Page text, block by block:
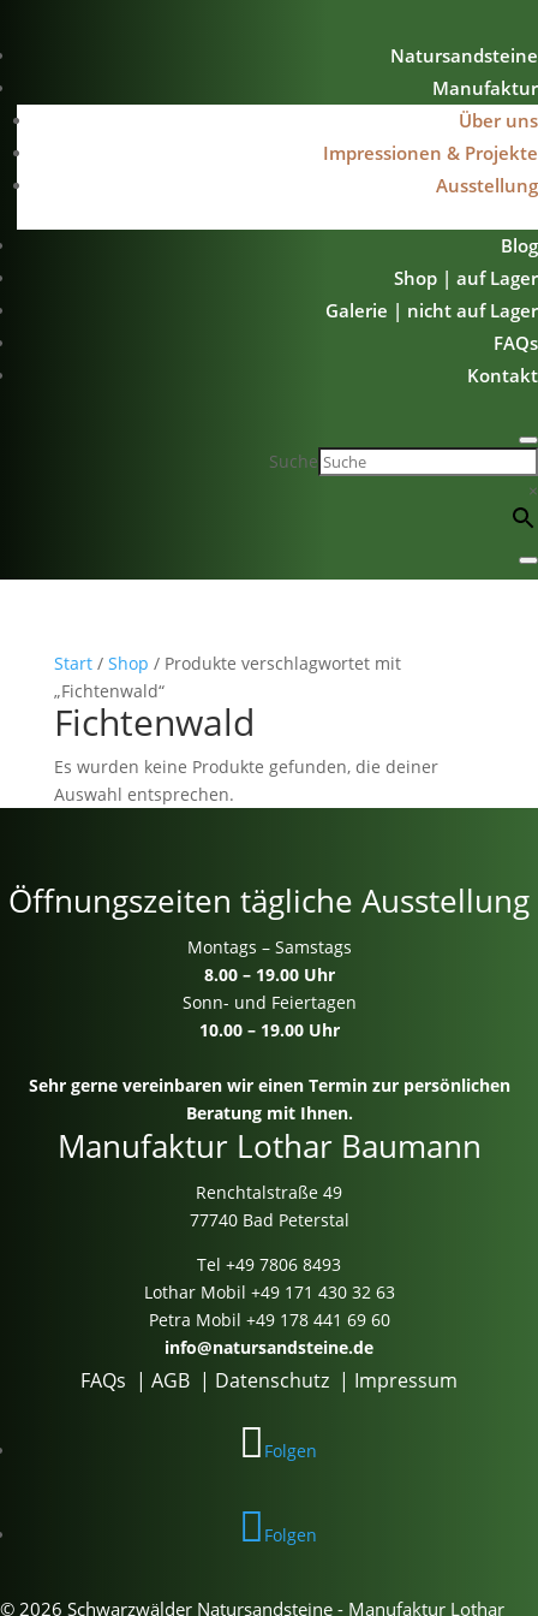
Natursandsteine
Manufaktur
Über uns
Impressionen & Projekte
Ausstellung
Blog
Shop | auf Lager
Galerie | nicht auf Lager
FAQs
Kontakt
Suche
×
Start/ Shop / Produkte verschlagwortet mit
„Fichtenwald“
Fichtenwald
Es wurden keine Produkte gefunden, die deiner
Auswahl entsprechen.
Öffnungszeiten tägliche Ausstellung
Montags – Samstags
8.00 – 19.00 Uhr
Sonn- und Feiertagen
10.00 – 19.00 Uhr
Sehr gerne vereinbaren wir einen Termin zur persönlichen
Beratung mit Ihnen.
Manufaktur Lothar Baumann
Renchtalstraße 49
77740 Bad Peterstal
Tel +49 7806 8493
Lothar Mobil +49 171 430 32 63
Petra Mobil +49 178 441 69 60
info@natursandsteine.de
FAQs | AGB | Datenschutz | Impressum
Folgen
Folgen
© 2026 Schwarzwälder Natursandsteine - Manufaktur Lothar